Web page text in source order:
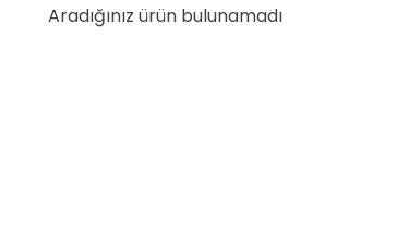
Aradığınız ürün bulunamadı